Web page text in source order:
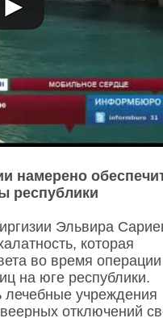
намерено
республики
Эльвира
которая
во время
на юге республики.
лечебные учреждения
отключений